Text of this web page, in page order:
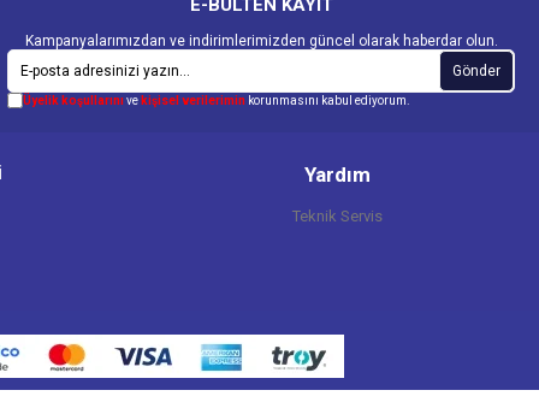
E-BÜLTEN KAYIT
Kampanyalarımızdan ve indirimlerimizden güncel olarak haberdar olun.
Gönder
Üyelik koşullarını ve kişisel verilerimin korunmasını kabul ediyorum.
Yardım
Teknik Servis